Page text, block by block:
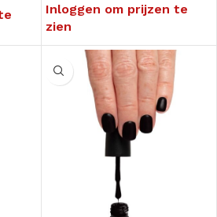
Inloggen om prijzen te
zien